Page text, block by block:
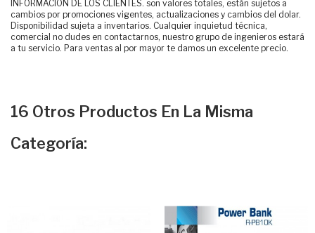
INFORMACIÓN DE LOS CLIENTES. son valores totales, están sujetos a
cambios por promociones vigentes, actualizaciones y cambios del dolar.
Disponibilidad sujeta a inventarios. Cualquier inquietud técnica,
comercial no dudes en contactarnos, nuestro grupo de ingenieros estará
a tu servicio. Para ventas al por mayor te damos un excelente precio.
16 Otros Productos En La Misma
Categoría: